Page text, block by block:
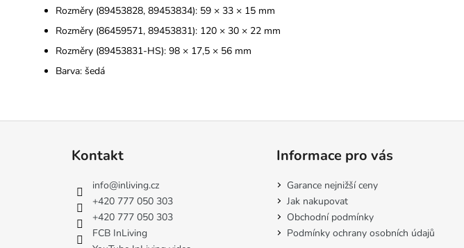
Rozměry (89453828, 89453834): 59 × 33 × 15 mm
Rozměry (86459571, 89453831): 120 × 30 × 22 mm
Rozměry (89453831-HS): 98 × 17,5 × 56 mm
Barva: šedá
Kontakt
info@inliving.cz
+420 777 050 303
+420 777 050 303
FCB InLiving
Informace pro vás
Garance nejnižší ceny
Jak nakupovat
Obchodní podmínky
Podmínky ochrany osobních údajů